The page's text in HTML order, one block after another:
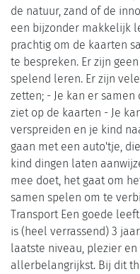
de natuur, zand of de
een bijzonder makkelijk
prachtig om de kaarten
te bespreken. Er zijn
spelend leren. Er zijn
zetten; - Je kan er
ziet op de kaarten - Je
verspreiden en je kind
gaan met een auto'tje,
kind dingen laten
mee doet, het gaat om
samen spelen om te
Transport Een goede
is (heel verrassend) 3
laatste niveau, plezier
allerbelangrijkst. Bij dit